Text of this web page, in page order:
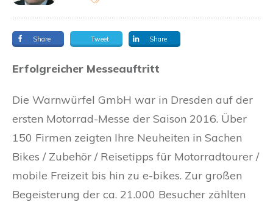
Share Tweet Share
Erfolgreicher Messeauftritt
Die Warnwürfel GmbH war in Dresden auf der
ersten Motorrad-Messe der Saison 2016. Über
150 Firmen zeigten Ihre Neuheiten in Sachen
Bikes / Zubehör / Reisetipps für Motorradtourer /
mobile Freizeit bis hin zu e-bikes. Zur großen
Begeisterung der ca. 21.000 Besucher zählten